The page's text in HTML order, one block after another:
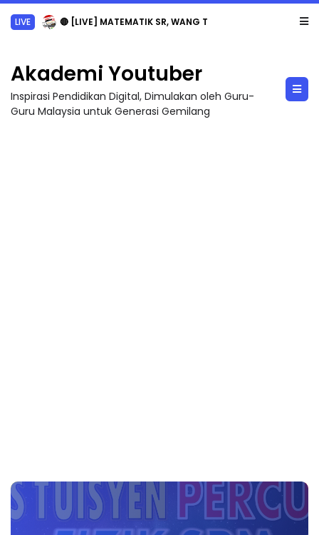
LIVE 🔴 [LIVE] MATEMATIK SR, WANG TAHUN 6 OLEH CIKGU ANITA #ALLINONE #141 #...
Akademi Youtuber
Inspirasi Pendidikan Digital, Dimulakan oleh Guru-
Guru Malaysia untuk Generasi Gemilang